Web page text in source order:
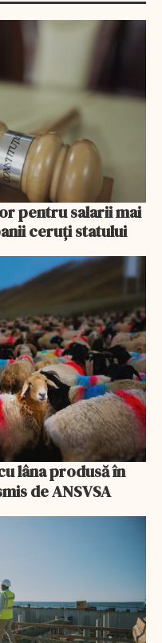
pentru salarii mai
ceruți statului
de ANSVSA